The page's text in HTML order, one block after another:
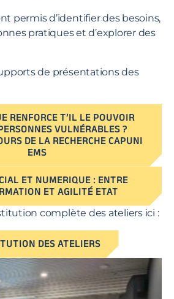
permis d’identifier des besoins,
pratiques et d’explorer des
de présentations des
RENFORCE T’IL LE POUVOIR
VULNÉRABLES ?
DE LA RECHERCHE CAPUNI
EMS
ET NUMERIQUE : ENTRE
ET AGILITÉ ETAT
complète des ateliers ici :
DES ATELIERS